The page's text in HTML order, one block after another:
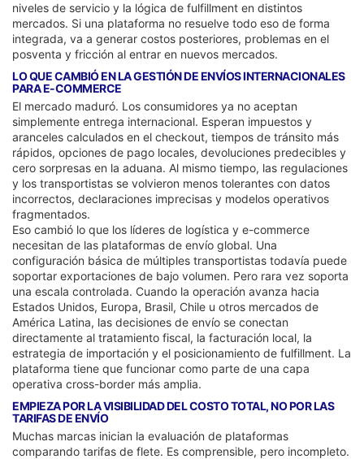
niveles de servicio y la lógica de fulfillment en distintos
mercados. Si una plataforma no resuelve todo eso de forma
integrada, va a generar costos posteriores, problemas en el
posventa y fricción al entrar en nuevos mercados.
LO QUE CAMBIÓ EN LA GESTIÓN DE ENVÍOS INTERNACIONALES
PARA E-COMMERCE
El mercado maduró. Los consumidores ya no aceptan
simplemente entrega internacional. Esperan impuestos y
aranceles calculados en el checkout, tiempos de tránsito más
rápidos, opciones de pago locales, devoluciones predecibles y
cero sorpresas en la aduana. Al mismo tiempo, las regulaciones
y los transportistas se volvieron menos tolerantes con datos
incorrectos, declaraciones imprecisas y modelos operativos
fragmentados.
Eso cambió lo que los líderes de logística y e-commerce
necesitan de las plataformas de envío global. Una
configuración básica de múltiples transportistas todavía puede
soportar exportaciones de bajo volumen. Pero rara vez soporta
una escala controlada. Cuando la operación avanza hacia
Estados Unidos, Europa, Brasil, Chile u otros mercados de
América Latina, las decisiones de envío se conectan
directamente al tratamiento fiscal, la facturación local, la
estrategia de importación y el posicionamiento de fulfillment. La
plataforma tiene que funcionar como parte de una capa
operativa cross-border más amplia.
EMPIEZA POR LA VISIBILIDAD DEL COSTO TOTAL, NO POR LAS
TARIFAS DE ENVÍO
Muchas marcas inician la evaluación de plataformas
comparando tarifas de flete. Es comprensible, pero incompleto.